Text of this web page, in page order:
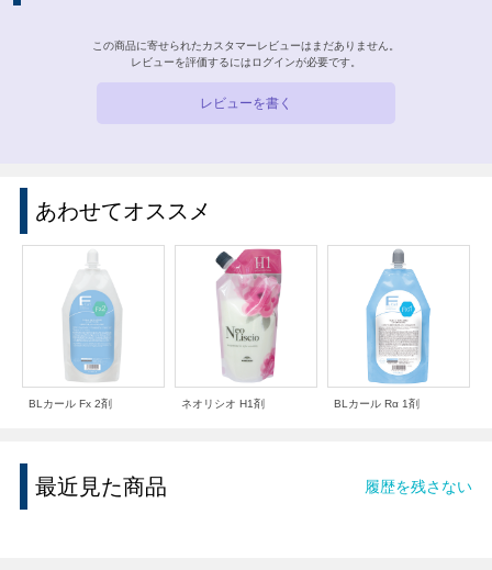
この商品に寄せられたカスタマーレビューはまだありません。
レビューを評価するには ログインが必要です。
レビューを書く
あわせてオススメ
BLカール Fx 2剤 ネオリシオ H1剤 BLカール Rα 1剤
最近見た商品 履歴を残さない